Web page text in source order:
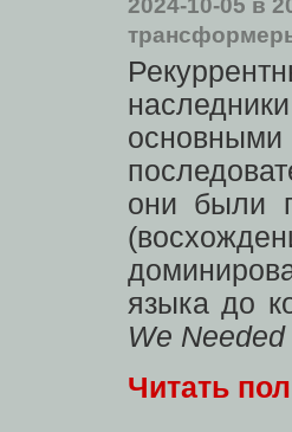
они были
языка до
We Needed
Читать